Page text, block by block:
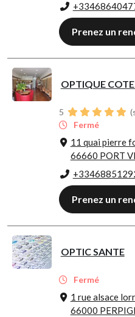
Prenez un
OPTIQUE
5
Fermé
11 quai pierre
66660 PORT
Prenez un
OPTIC SANTE
Fermé
1 rue alsace
66000